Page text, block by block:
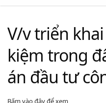
V/v triển
kiệm trong
án đầu tư
Bấm vào đây để xem